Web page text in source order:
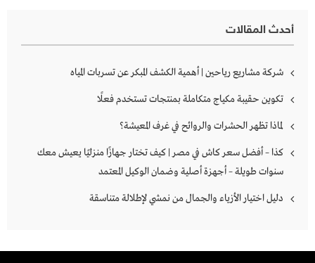
المقالات
أحدث المقالات
شركة مشاريع رياحين | أهمية الكشف المبكر عن تسربات المياه
تكوين حقيبة مكياج متكاملة بمنتجات تستخدم فعلًا
لماذا تظهر الحشرات والروائح في غرف المعيشة؟
كذا – أفضل سعر كاش في مصر | كيف تختار جهازًا منزليًا يعيش معك
سنوات طويلة – أجهزة أصلية وضمان الوكيل المعتمد
دليل اختيار الأزياء والجمال من نمشي لإطلالة متناسقة